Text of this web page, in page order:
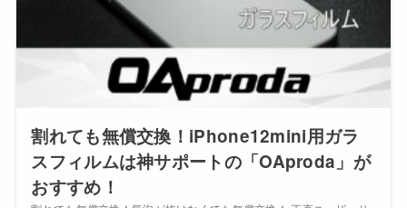
割れても無償交換！iPhone12mini用ガラ
スフィルムは神サポートの「OAproda」が
おすすめ！